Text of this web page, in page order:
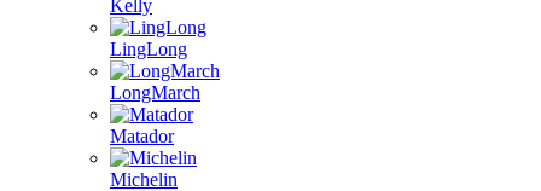
Kelly
LingLong
LongMarch
Matador
Michelin